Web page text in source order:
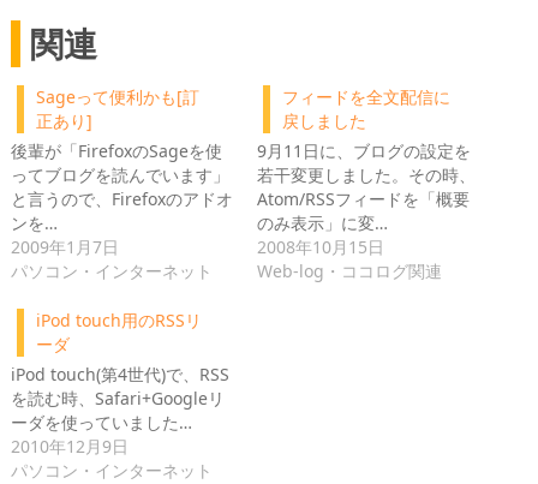
関連
Sageって便利かも[訂
正あり]
後輩が「FirefoxのSageを使
ってブログを読んでいます」
と言うので、Firefoxのアドオ
ンを…
2009年1月7日
パソコン・インターネット
フィードを全文配信に
戻しました
9月11日に、ブログの設定を
若干変更しました。その時、
Atom/RSSフィードを「概要
のみ表示」に変…
2008年10月15日
Web-log・ココログ関連
iPod touch用のRSSリ
ーダ
iPod touch(第4世代)で、RSS
を読む時、Safari+Googleリ
ーダを使っていました…
2010年12月9日
パソコン・インターネット